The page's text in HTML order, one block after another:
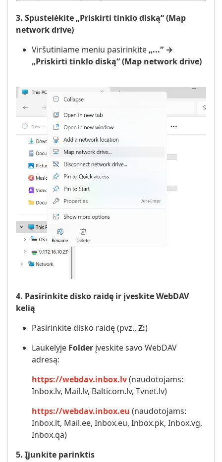
3. Spustelėkite „Priskirti tinklo diską“ (Map
network drive)
Viršutiniame meniu pasirinkite „...“ →
„Priskirti tinklo diską“ (Map network drive)
4. Pasirinkite disko raidę ir įveskite WebDAV
kelią
Pasirinkite disko raidę (pvz., Z:)
Laukelyje Folder įveskite savo WebDAV
adresą:
https://webdav.inbox.lv(naudotojams:
Inbox.lv, Mail.lv, Balticom.lv, Tvnet.lv)
https://webdav.inbox.eu (naudotojams:
Inbox.lt, Mail.ee, Inbox.eu, Inbox.pk, Inbox.vg,
Inbox.qa)
5. Įjunkite parinktis